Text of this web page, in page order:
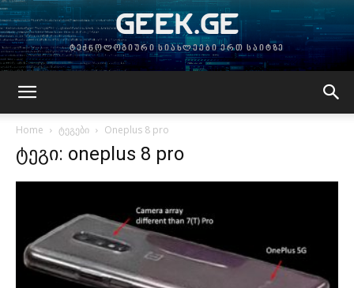
GEEK.GE
ტექნოლოგიური სიახლეები ერთ საიტზე
Home ტეგები Oneplus 8 pro
ტეგი: oneplus 8 pro